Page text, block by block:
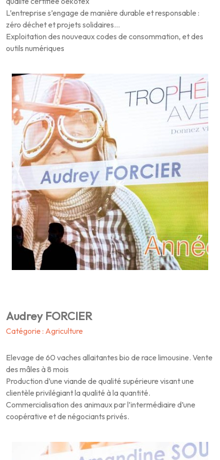
L’entreprise s’engage de manière durable et responsable :
zéro déchet et projets solidaires…
Exploitation des nouveaux codes de consommation, et des
outils numériques
Audrey FORCIER
Catégorie : Agriculture
Elevage de 60 vaches allaitantes bio de race limousine. Vente
des mâles à 8 mois
Production d’une viande de qualité supérieure visant une
clientèle privilégiant la qualité à la quantité.
Commercialisation des animaux par l’intermédiaire d’une
coopérative et de négociants privés.